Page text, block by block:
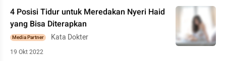
4 Posisi Tidur untuk Meredakan Nyeri Haid
yang Bisa Diterapkan
Media Partner Kata Dokter
19 Okt 2022